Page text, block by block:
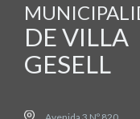
DE VILLA
GESELL